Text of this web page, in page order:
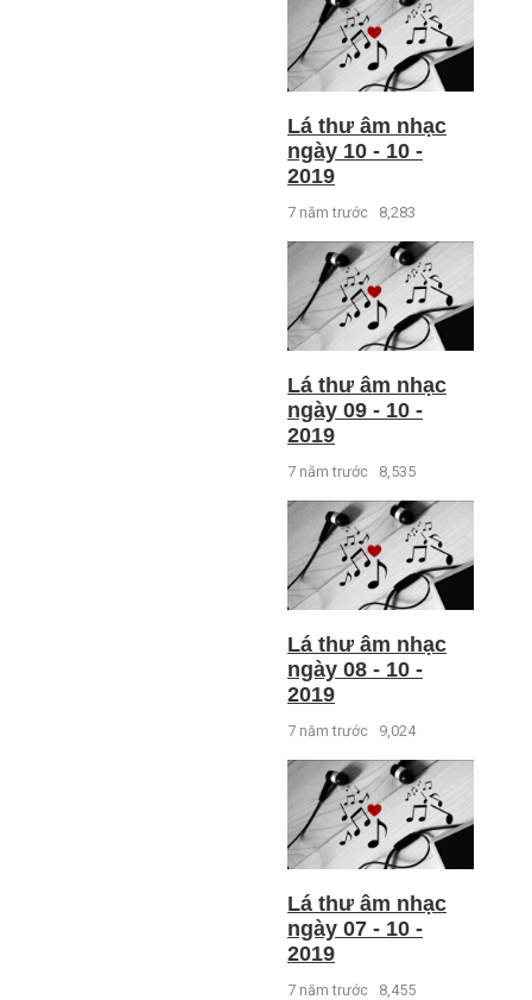
Lá thư âm nhạc
ngày 10 - 10 -
2019
7 năm trước 8,283
Lá thư âm nhạc
ngày 09 - 10 -
2019
7 năm trước 8,535
Lá thư âm nhạc
ngày 08 - 10 -
2019
7 năm trước 9,024
Lá thư âm nhạc
ngày 07 - 10 -
2019
7 năm trước 8,455